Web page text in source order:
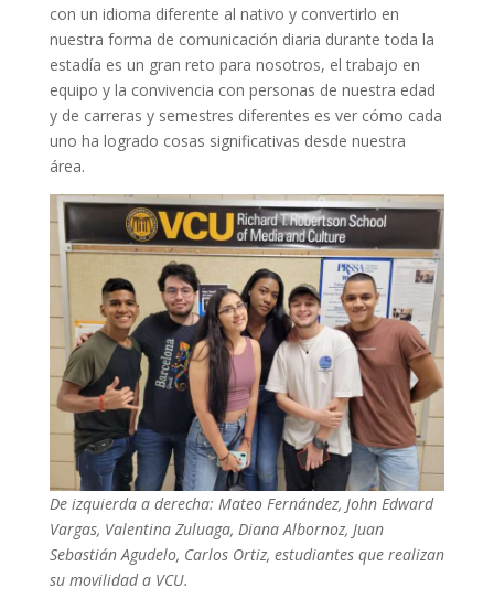
con un idioma diferente al nativo y convertirlo en
nuestra forma de comunicación diaria durante toda la
estadía es un gran reto para nosotros, el trabajo en
equipo y la convivencia con personas de nuestra edad
y de carreras y semestres diferentes es ver cómo cada
uno ha logrado cosas significativas desde nuestra
área.
De izquierda a derecha: Mateo Fernández, John Edward
Vargas, Valentina Zuluaga, Diana Albornoz, Juan
Sebastián Agudelo, Carlos Ortiz, estudiantes que realizan
su movilidad a VCU.